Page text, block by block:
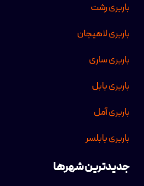
باربری رشت
باربری لاهیجان
باربری ساری
باربری بابل
باربری آمل
باربری بابلسر
جدیدترین شهرها